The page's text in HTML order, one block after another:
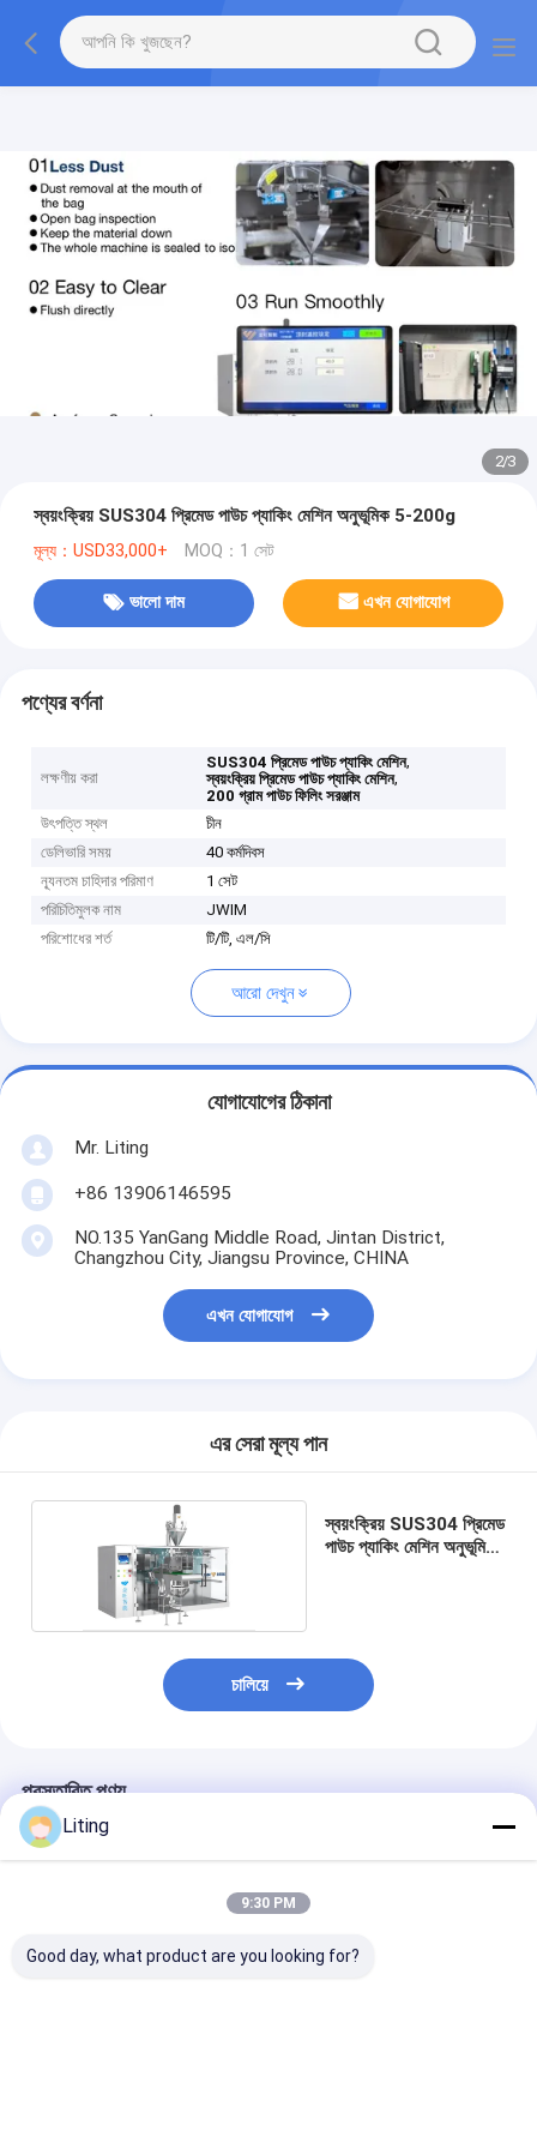
2/3
স্বয়ংক্রিয় SUS304 প্রিমেড পাউচ প্যাকিং মেশিন অনুভূমিক 5-200g
মূল্য：USD33,000+ MOQ：1 সেট
ভালো দাম এখন যোগাযোগ
পণ্যের বর্ণনা
লক্ষণীয় করা
SUS304 প্রিমেড পাউচ প্যাকিং মেশিন,
স্বয়ংক্রিয় প্রিমেড পাউচ প্যাকিং মেশিন,
200 গ্রাম পাউচ ফিলিং সরঞ্জাম
উৎপত্তি স্থল
চীন
ডেলিভারি সময়
40 কর্মদিবস
ন্যূনতম চাহিদার পরিমাণ
1 সেট
পরিচিতিমুলক নাম
JWIM
পরিশোধের শর্ত
টি/টি, এল/সি
আরো দেখুন
যোগাযোগের ঠিকানা
Mr. Liting
+86 13906146595
NO.135 YanGang Middle Road, Jintan District,
Changzhou City, Jiangsu Province, CHINA
এখন যোগাযোগ
এর সেরা মূল্য পান
স্বয়ংক্রিয় SUS304 প্রিমেড
পাউচ প্যাকিং মেশিন অনুভূমিক
চালিয়ে
প্রস্তাবিত পণ্য
Liting
9:30 PM
Good day, what product are you looking for?